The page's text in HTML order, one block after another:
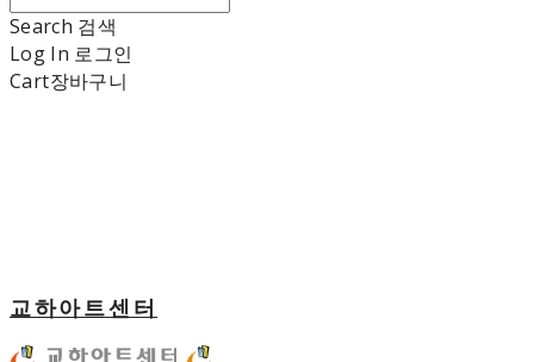
Search 검색
Log In 로그인
Cart장바구니
교하아트센터